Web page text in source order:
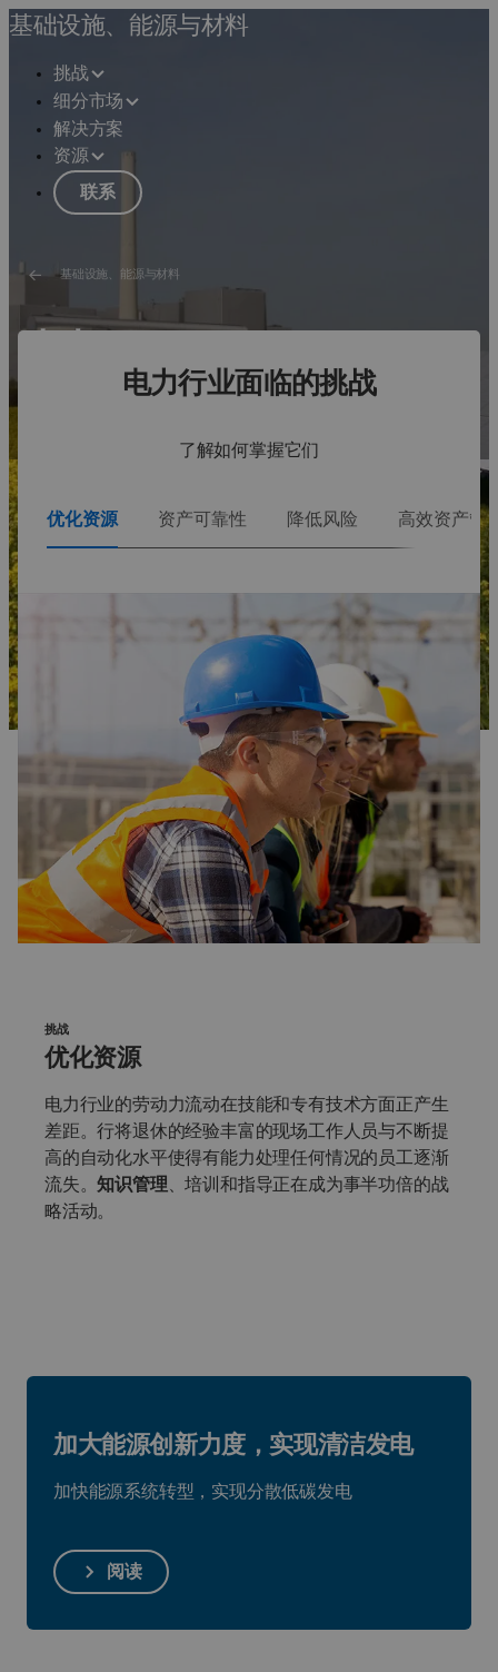
基础设施、能源与材料
挑战
细分市场
解决方案
资源
联系
基础设施、能源与材料
降低项目风险，提高资产可靠性
电力行业面临的挑战
了解如何掌握它们
优化资源 资产可靠性 降低风险 高效资产管
优化资源
挑战
电力行业的劳动力流动在技能和专有技术方面正产生
差距。行将退休的经验丰富的现场工作人员与不断提
高的自动化水平使得有能力处理任何情况的员工逐渐
流失。知识管理、培训和指导正在成为事半功倍的战
略活动。
加大能源创新力度，实现清洁发电
加快能源系统转型，实现分散低碳发电
阅读